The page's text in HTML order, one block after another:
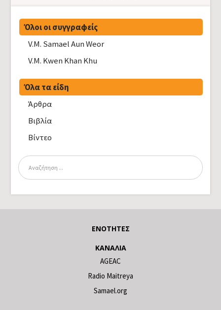
Όλοι οι συγγραφείς
V.M. Samael Aun Weor
V.M. Kwen Khan Khu
Όλα τα είδη
Άρθρα
Βιβλία
Βίντεο
ΕΝΌΤΗΤΕΣ
ΚΑΝΆΛΙΑ
AGEAC
Radio Maitreya
Samael.org